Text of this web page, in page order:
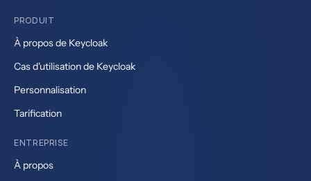
PRODUIT
À propos de Keycloak
Cas d'utilisation de Keycloak
Personnalisation
Tarification
ENTREPRISE
À propos